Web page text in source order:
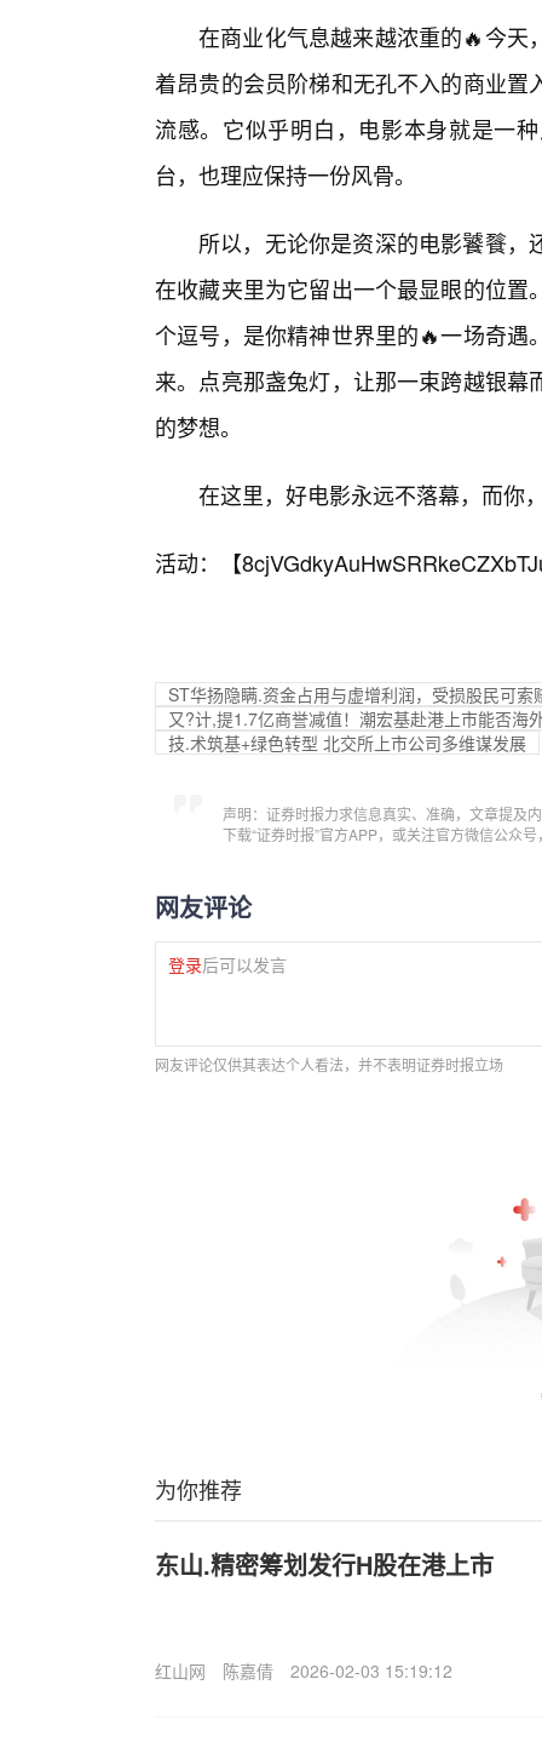
在商业化气息越来越浓重的🔥今天
着昂贵的会员阶梯和无孔不入的商业
流感。它似乎明白，电影本身就是一
台，也理应保持一份风骨。
所以，无论你是资深的电影饕餮
在收藏夹里为它留出一个最显眼的位
个逗号，是你精神世界里的🔥一场奇
来。点亮那盏兔灯，让那一束跨越银
的梦想。
在这里，好电影永远不落幕，而你
活动：【
ST华扬隐瞒.资金占用与虚增利润，受损股民可索
又?计,提1.7亿商誉减值！潮宏基赴港上市能否海
技.术筑基+绿色转型 北交所上市公司多维谋发展
声明：证券时报力求信息真实、准确，文章提及
下载“证券时报”官方APP，或关注官方微信公众
网友评论
登录后可以发言
网友评论仅供其表达个人看法，并不表明证券时报立场
为你推荐
东山.精密筹划发行H股在港上市
红山网 陈嘉倩 2026-02-03 15:19:12